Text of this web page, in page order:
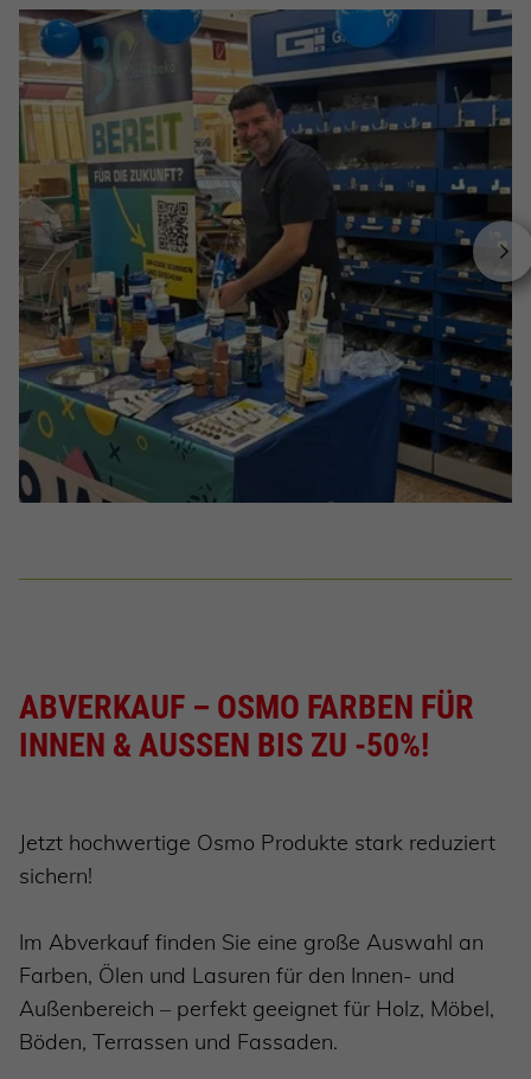
ABVERKAUF – OSMO FARBEN FÜR
INNEN & AUSSEN BIS ZU -50%!
Jetzt hochwertige Osmo Produkte stark reduziert
sichern!
Im Abverkauf finden Sie eine große Auswahl an
Farben, Ölen und Lasuren für den Innen- und
Außenbereich – perfekt geeignet für Holz, Möbel,
Böden, Terrassen und Fassaden.